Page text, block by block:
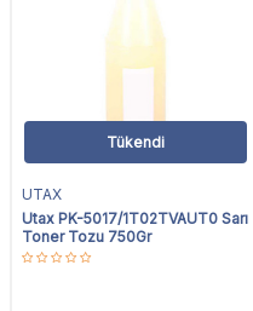
Tükendi
UTAX
Utax PK-5017/1T02TVAUT0 Sarı
Toner Tozu 750Gr